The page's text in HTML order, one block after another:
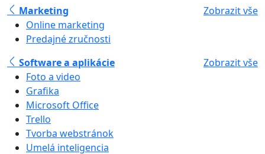
Marketing
Zobrazit vše
Online marketing
Predajné zručnosti
Software a aplikácie
Zobrazit vše
Foto a video
Grafika
Microsoft Office
Trello
Tvorba webstránok
Umelá inteligencia